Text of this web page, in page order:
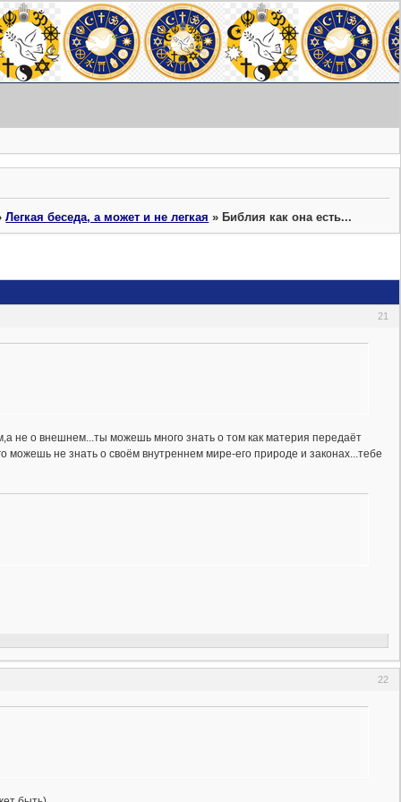
Легкая беседа, а может и не легкая »Библия как она есть...
21
не о внешнем...ты можешь много знать о том как материя передаёт
не знать о своём внутреннем мире-его природе и законах...тебе
22